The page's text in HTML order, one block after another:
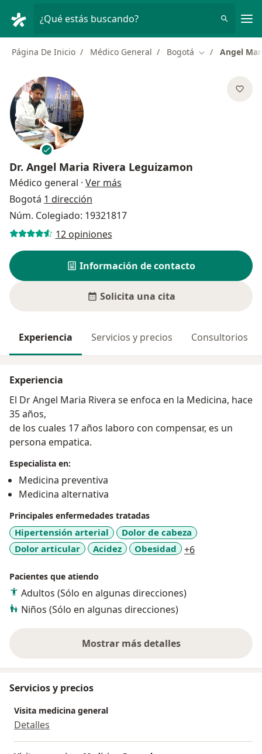
¿Qué estás buscando?
Página De Inicio Médico General Bogotá Cambiar de
Angel
Dr. Angel Maria Rivera Leguizamon
Médico general · Ver más
Bogotá 1 dirección
Núm. Colegiado: 19321817
12 opiniones
Información de contacto
Solicita una cita
Experiencia Servicios y precios Consultorios
Experiencia
El Dr Angel Maria Rivera se enfoca en la Medicina, hace
35 años,
de los cuales 17 años laboro con compensar, es un
persona empatica.
Especialista en:
Medicina preventiva
Medicina alternativa
Principales enfermedades tratadas
Hipertensión arterial
Dolor de cabeza
Dolor articular
Acidez Obesidad +6
Pacientes que atiendo
Adultos (Sólo en algunas direcciones)
Niños (Sólo en algunas direcciones)
Mostrar más detalles
sobre la experiencia
Servicios y precios
Visita medicina general
Detalles